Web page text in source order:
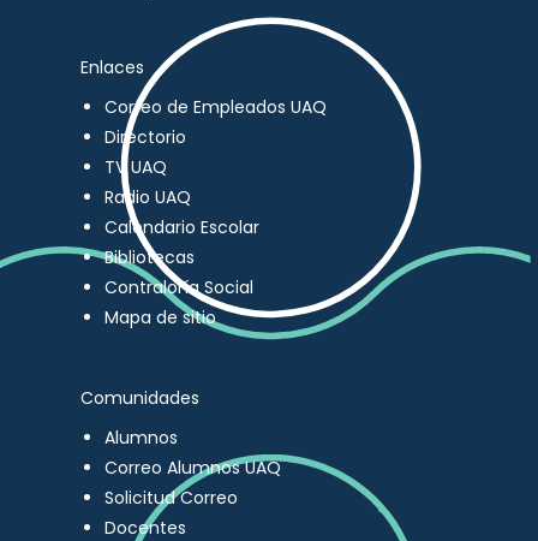
Enlaces
Correo de Empleados UAQ
Directorio
TV UAQ
Radio UAQ
Calendario Escolar
Bibliotecas
Contraloría Social
Mapa de sitio
Comunidades
Alumnos
Correo Alumnos UAQ
Solicitud Correo
Docentes